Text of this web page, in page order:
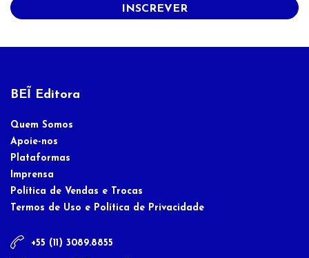
INSCREVER
BEĨ Editora
Quem Somos
Apoie-nos
Plataformas
Imprensa
Política de Vendas e Trocas
Termos de Uso e Política de Privacidade
+55 (11) 3089.8855